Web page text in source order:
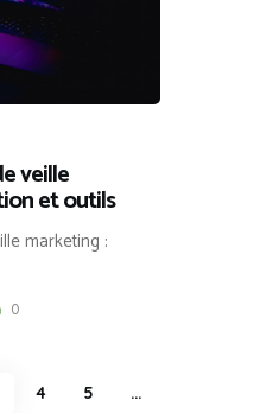
veille
et outils
marketing :
0
PAGE
4 PAGE
5 …